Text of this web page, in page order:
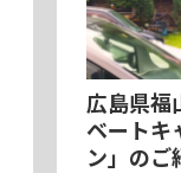
広島県福
ベートキ
ン」のご